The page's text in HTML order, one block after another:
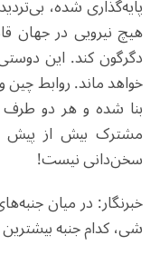
پایه‌گذاری شده،
هیچ نیرویی در جهان
دگرگون کند. این
خواهد ماند. روابط چین
بنا شده و هر دو طرف
مشترک بیش از پیش
سخن‌دانی نیست!
خبرنگار: در میان
شی، کدام جنبه